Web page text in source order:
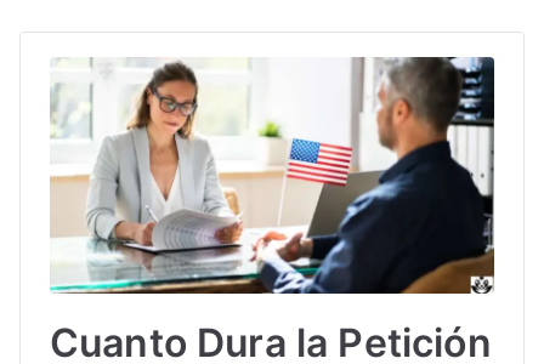
Cuanto Dura la Petición